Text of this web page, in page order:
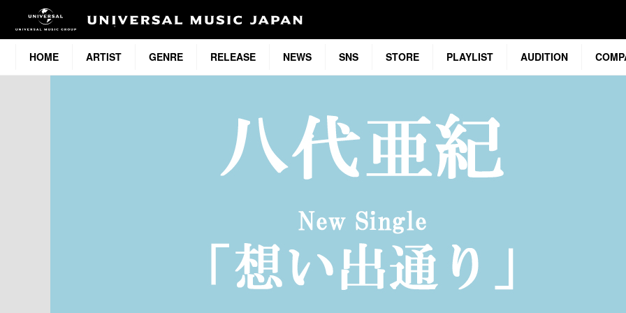
HOME ARTIST GENRE RELEASE NEWS SNS STORE PLAYLIST AUDITION